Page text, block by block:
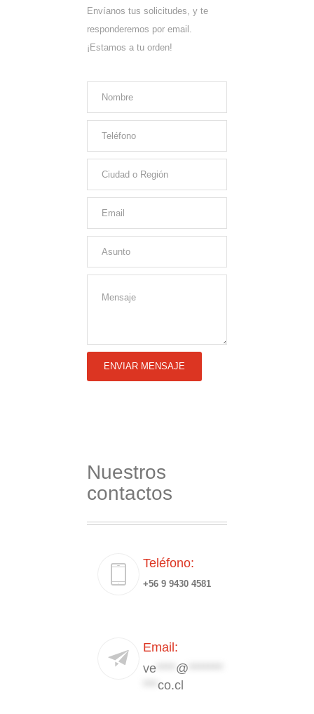
Envíanos tus solicitudes, y te
responderemos por email.
¡Estamos a tu orden!
Nuestros
contactos
Teléfono:
+56 9 9430 4581
Email:
ve
@
co.cl